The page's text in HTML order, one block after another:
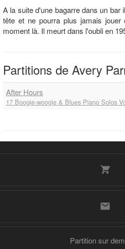
A la suite d'une bagarre dans un bar
tête et ne pourra plus jamais
moment là. Il meurt dans l'oubli en
Partitions de Avery
After Hours
17 Boogie-woogie & Blues Piano Solos
Partition sur